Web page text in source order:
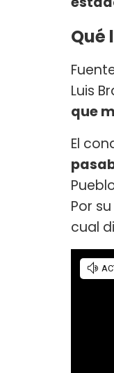
Qué
Luis
que
El
Por
cual